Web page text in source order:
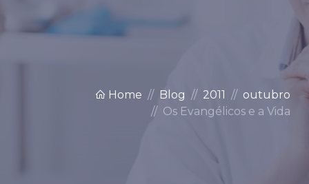
Home Blog 2011
outubro
Os Evangélicos e a Vida